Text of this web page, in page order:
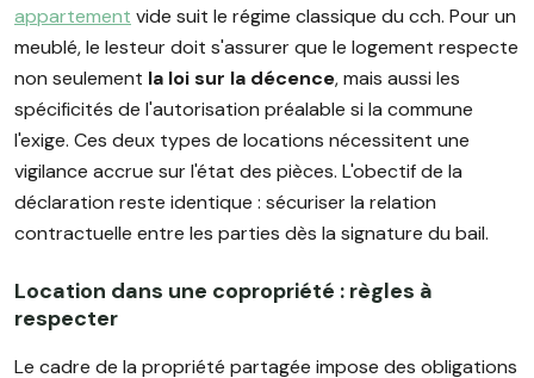
appartement vide suit le régime classique du cch. Pour un
meublé, le lesteur doit s'assurer que le logement respecte
non seulement la loi sur la décence, mais aussi les
spécificités de l'autorisation préalable si la commune
l'exige. Ces deux types de locations nécessitent une
vigilance accrue sur l'état des pièces. L'obectif de la
déclaration reste identique : sécuriser la relation
contractuelle entre les parties dès la signature du bail.
Location dans une copropriété : règles à
respecter
Le cadre de la propriété partagée impose des obligations